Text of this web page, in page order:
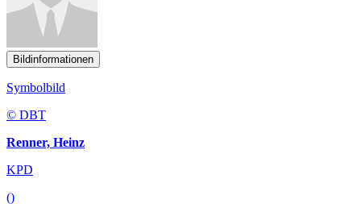
Bildinformationen
Symbolbild
© DBT
Renner, Heinz
KPD
()